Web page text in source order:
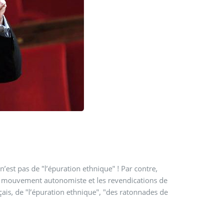
pas de "l’épuration ethnique" ! Par contre,
autonomiste et les revendications de
de "l’épuration ethnique", "des ratonnades de